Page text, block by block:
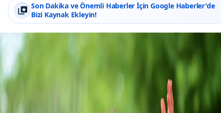
Son Dakika ve Önemli Haberler İçin Google Haberler'de
Bizi Kaynak Ekleyin!